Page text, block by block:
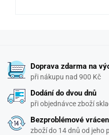
Doprava zdarma na
při nákupu nad 900 Kč
Dodání do dvou dnů
při objednávce zboží
Bezproblémové
zboží do 14 dnů od jeho